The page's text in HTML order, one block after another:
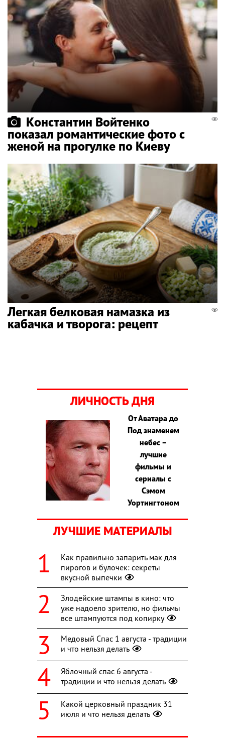
Константин Войтенко
показал романтические фото с
женой на прогулке по Киеву
Легкая белковая намазка из
кабачка и творога: рецепт
ЛИЧНОСТЬ ДНЯ
От Аватара до
Под знаменем
небес –
лучшие
фильмы и
сериалы с
Сэмом
Уортингтоном
ЛУЧШИЕ МАТЕРИАЛЫ
Как правильно запарить мак для
пирогов и булочек: секреты
вкусной выпечки
Злодейские штампы в кино: что
уже надоело зрителю, но фильмы
все штампуются под копирку
Медовый Спас 1 августа - традиции
и что нельзя делать
Яблочный спас 6 августа -
традиции и что нельзя делать
Какой церковный праздник 31
июля и что нельзя делать